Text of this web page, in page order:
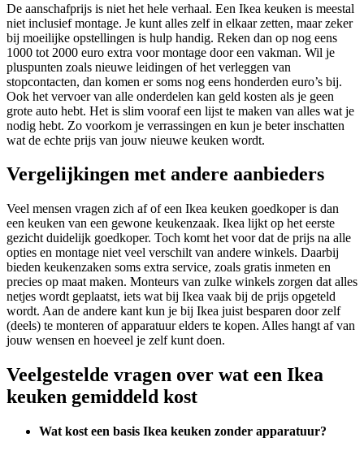
De aanschafprijs is niet het hele verhaal. Een Ikea keuken is meestal
niet inclusief montage. Je kunt alles zelf in elkaar zetten, maar zeker
bij moeilijke opstellingen is hulp handig. Reken dan op nog eens
1000 tot 2000 euro extra voor montage door een vakman. Wil je
pluspunten zoals nieuwe leidingen of het verleggen van
stopcontacten, dan komen er soms nog eens honderden euro’s bij.
Ook het vervoer van alle onderdelen kan geld kosten als je geen
grote auto hebt. Het is slim vooraf een lijst te maken van alles wat je
nodig hebt. Zo voorkom je verrassingen en kun je beter inschatten
wat de echte prijs van jouw nieuwe keuken wordt.
Vergelijkingen met andere aanbieders
Veel mensen vragen zich af of een Ikea keuken goedkoper is dan
een keuken van een gewone keukenzaak. Ikea lijkt op het eerste
gezicht duidelijk goedkoper. Toch komt het voor dat de prijs na alle
opties en montage niet veel verschilt van andere winkels. Daarbij
bieden keukenzaken soms extra service, zoals gratis inmeten en
precies op maat maken. Monteurs van zulke winkels zorgen dat alles
netjes wordt geplaatst, iets wat bij Ikea vaak bij de prijs opgeteld
wordt. Aan de andere kant kun je bij Ikea juist besparen door zelf
(deels) te monteren of apparatuur elders te kopen. Alles hangt af van
jouw wensen en hoeveel je zelf kunt doen.
Veelgestelde vragen over wat een Ikea
keuken gemiddeld kost
Wat kost een basis Ikea keuken zonder apparatuur?